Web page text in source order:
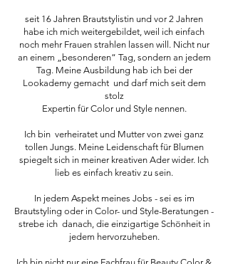
seit 16 Jahren Brautstylistin und vor 2 Jahren
habe ich mich weitergebildet, weil ich einfach
noch mehr Frauen strahlen lassen will. Nicht nur
an einem „besonderen“ Tag, sondern an jedem
Tag. Meine Ausbildung hab ich bei der
Lookademy gemacht und darf mich seit dem
stolz
Expertin für Color und Style nennen.
Ich bin verheiratet und Mutter von zwei ganz
tollen Jungs. Meine Leidenschaft für Blumen
spiegelt sich in meiner kreativen Ader wider. Ich
lieb es einfach kreativ zu sein.
In jedem Aspekt meines Jobs - sei es im
Brautstyling oder in Color- und Style-Beratungen -
strebe ich danach, die einzigartige Schönheit in
jedem hervorzuheben.